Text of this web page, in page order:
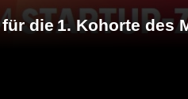
die 1. Kohorte des